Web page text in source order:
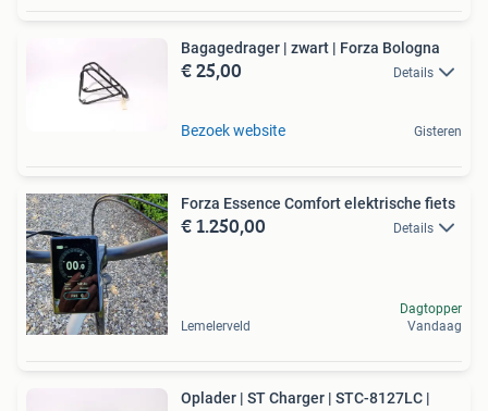
Bagagedrager | zwart | Forza Bologna
€ 25,00 Details
Bezoek website Gisteren
Forza Essence Comfort elektrische fiets
€ 1.250,00 Details
Lemelerveld
Dagtopper
Vandaag
Oplader | ST Charger | STC-8127LC |